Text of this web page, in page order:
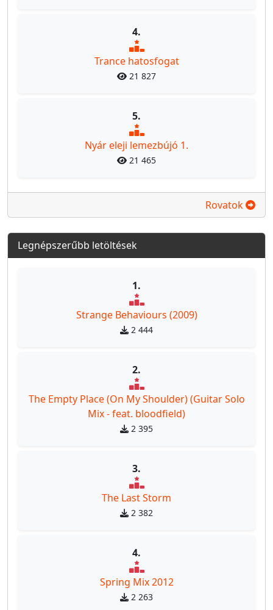
4.
Trance hatosfogat
21 827
5.
Nyár eleji lemezbújó 1.
21 465
Rovatok
Legnépszerűbb letöltések
1.
Strange Behaviours (2009)
2 444
2.
The Empty Place (On My Shoulder) (Guitar Solo
Mix - feat. bloodfield)
2 395
3.
The Last Storm
2 382
4.
Spring Mix 2012
2 263